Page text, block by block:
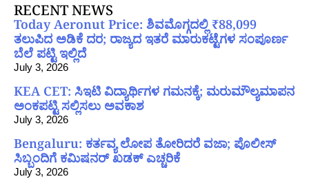
RECENT NEWS
Today Aeronut Price: ಶಿವಮೊಗ್ಗದಲ್ಲಿ ₹88,099
ತಲುಪಿದ ಅಡಿಕೆ ದರ; ರಾಜ್ಯದ ಇತರೆ ಮಾರುಕಟ್ಟೆಗಳ ಸಂಪೂರ್ಣ
ಬೆಲೆ ಪಟ್ಟಿ ಇಲ್ಲಿದೆ
July 3, 2026
KEA CET: ಸಿಇಟಿ ವಿದ್ಯಾರ್ಥಿಗಳ ಗಮನಕ್ಕೆ; ಮರುಮೌಲ್ಯಮಾಪನ
ಅಂಕಪಟ್ಟಿ ಸಲ್ಲಿಸಲು ಅವಕಾಶ
July 3, 2026
Bengaluru: ಕರ್ತವ್ಯ ಲೋಪ ತೋರಿದರೆ ವಜಾ; ಪೊಲೀಸ್
ಸಿಬ್ಬಂದಿಗೆ ಕಮಿಷನರ್ ಖಡಕ್ ಎಚ್ಚರಿಕೆ
July 3, 2026